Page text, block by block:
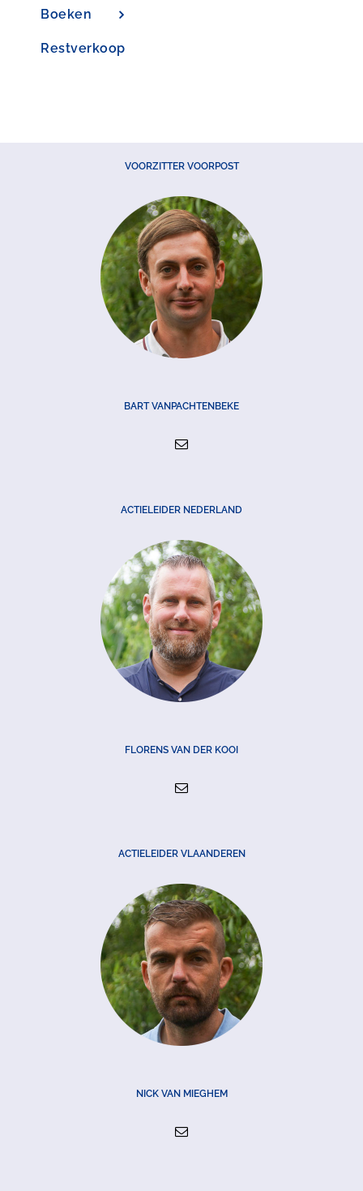
Boeken
Restverkoop
VOORZITTER VOORPOST
BART VANPACHTENBEKE
ACTIELEIDER NEDERLAND
FLORENS VAN DER KOOI
ACTIELEIDER VLAANDEREN
NICK VAN MIEGHEM